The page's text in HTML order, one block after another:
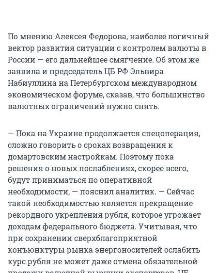
По мнению Алексея Федорова, наиболее логичный
вектор развития ситуации с контролем валюты в
России — его дальнейшее смягчение. Об этом же
заявила и председатель ЦБ РФ Эльвира
Набиуллина на Петербургском международном
экономическом форуме, сказав, что большинство
валютных ограничений нужно снять.
— Пока на Украине продолжается спецоперация,
сложно говорить о сроках возвращения к
домартовским настройкам. Поэтому пока
решения о новых послаблениях, скорее всего,
будут приниматься по оперативной
необходимости, — пояснил аналитик. — Сейчас
такой необходимостью является прекращение
рекордного укрепления рубля, которое угрожает
доходам федерального бюджета. Учитывая, что
при сохранении сверхблагоприятной
конъюнктуры рынка энергоносителей ослабить
курс рубля не может даже отмена обязательной